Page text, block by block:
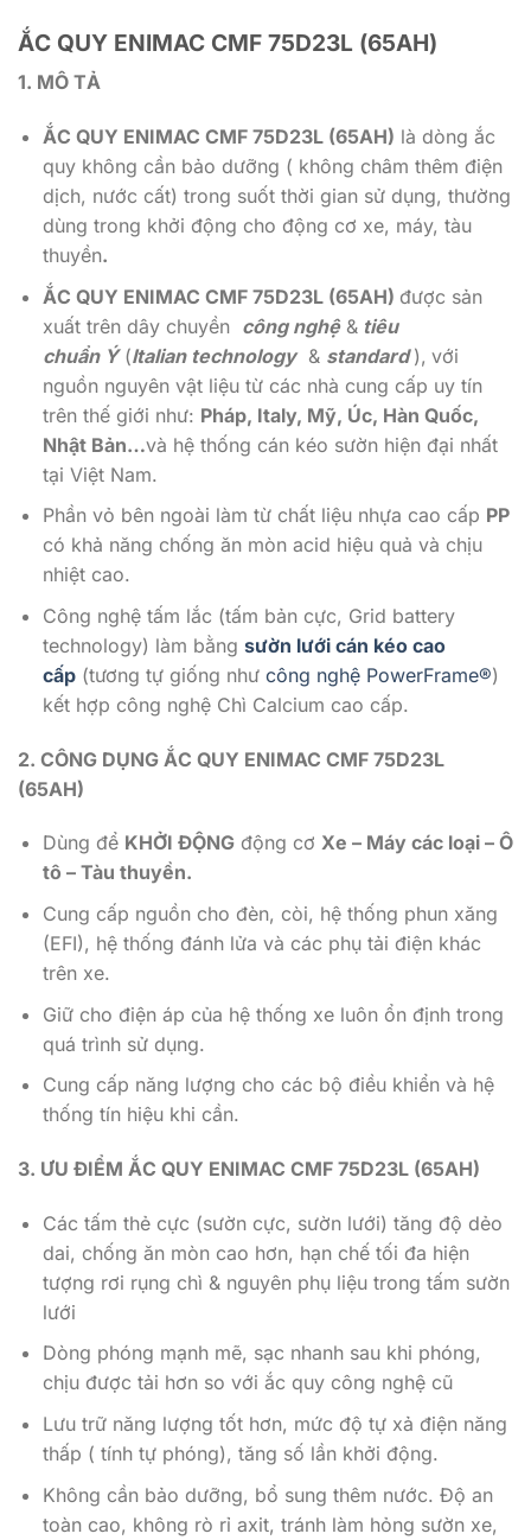
ẮC QUY ENIMAC CMF 75D23L (65AH)
1. MÔ TẢ
ẮC QUY ENIMAC CMF 75D23L (65AH) là dòng ắc
quy không cần bảo dưỡng ( không châm thêm điện
dịch, nước cất) trong suốt thời gian sử dụng, thường
dùng trong khởi động cho động cơ xe, máy, tàu
thuyền.
ẮC QUY ENIMAC CMF 75D23L (65AH) được sản
xuất trên dây chuyền công nghệ& tiêu
chuẩn Ý(Italian technology& standard), với
nguồn nguyên vật liệu từ các nhà cung cấp uy tín
trên thế giới như: Pháp, Italy, Mỹ, Úc, Hàn Quốc,
Nhật Bản…và hệ thống cán kéo sườn hiện đại nhất
tại Việt Nam.
Phần vỏ bên ngoài làm từ chất liệu nhựa cao cấp PP
có khả năng chống ăn mòn acid hiệu quả và chịu
nhiệt cao.
Công nghệ tấm lắc (tấm bản cực, Grid battery
technology) làm bằng sườn lưới cán kéo cao
cấp(tương tự giống như công nghệ PowerFrame®)
kết hợp công nghệ Chì Calcium cao cấp.
2. CÔNG DỤNG ẮC QUY ENIMAC CMF 75D23L
(65AH)
Dùng để KHỞI ĐỘNGđộng cơ Xe – Máy các loại – Ô
tô – Tàu thuyền.
Cung cấp nguồn cho đèn, còi, hệ thống phun xăng
(EFI), hệ thống đánh lửa và các phụ tải điện khác
trên xe.
Giữ cho điện áp của hệ thống xe luôn ổn định trong
quá trình sử dụng.
Cung cấp năng lượng cho các bộ điều khiển và hệ
thống tín hiệu khi cần.
3. ƯU ĐIỂM ẮC QUY ENIMAC CMF 75D23L (65AH)
Các tấm thẻ cực (sườn cực, sườn lưới) tăng độ dẻo
dai, chống ăn mòn cao hơn, hạn chế tối đa hiện
tượng rơi rụng chì & nguyên phụ liệu trong tấm sườn
lưới
Dòng phóng mạnh mẽ, sạc nhanh sau khi phóng,
chịu được tải hơn so với ắc quy công nghệ cũ
Lưu trữ năng lượng tốt hơn, mức độ tự xả điện năng
thấp ( tính tự phóng), tăng số lần khởi động.
Không cần bảo dưỡng, bổ sung thêm nước. Độ an
toàn cao, không rò rỉ axit, tránh làm hỏng sườn xe,